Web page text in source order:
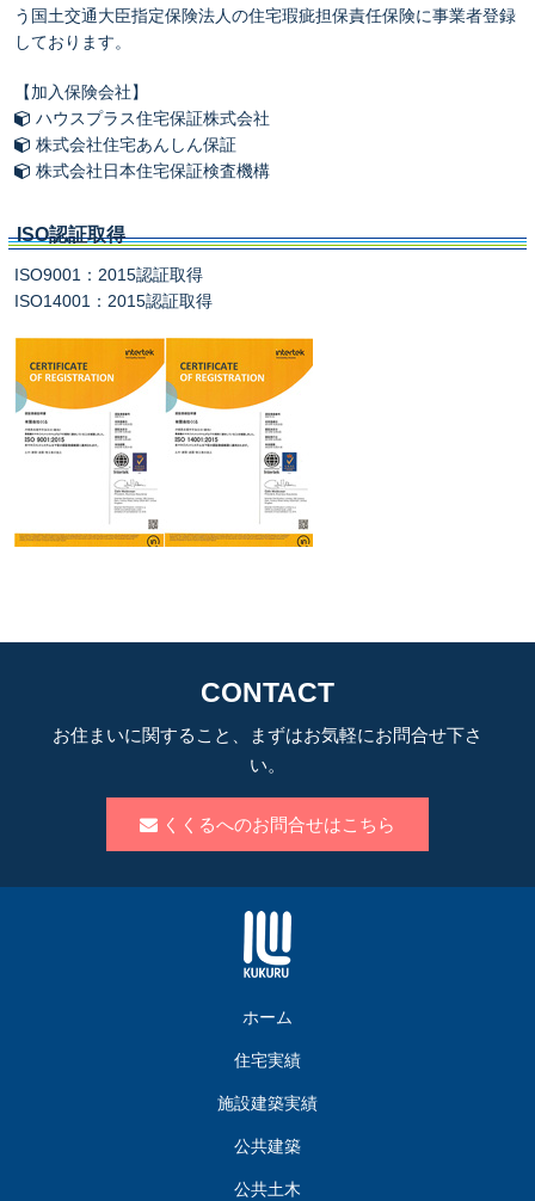
う国土交通大臣指定保険法人の住宅瑕疵担保責任保険に事業者登録
しております。
【加入保険会社】
ハウスプラス住宅保証株式会社
株式会社住宅あんしん保証
株式会社日本住宅保証検査機構
ISO認証取得
ISO9001：2015認証取得
ISO14001：2015認証取得
CONTACT
お住まいに関すること、まずはお気軽にお問合せ下さ
い。
くくるへのお問合せはこちら
ホーム
住宅実績
施設建築実績
公共建築
公共土木